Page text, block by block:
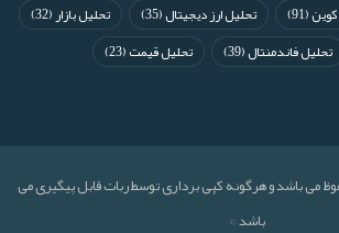
(91) تحلیل ارز دیجیتال(35) تحلیل بازار(32)
تحلیل فاندمنتال(39) تحلیل قیمت(23)
می باشد و هرگونه کپی برداری توسط ربات قابل پیگیری می
باشد ©